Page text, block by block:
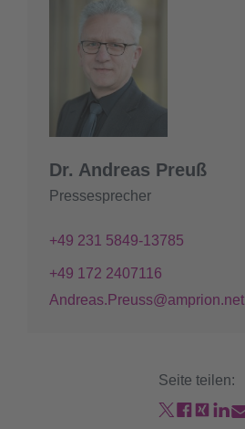
Dr. Andreas Preuß
Pressesprecher
+49 231 5849-13785
+49 172 2407116
Andreas.Preuss@amprion.net
Seite teilen: